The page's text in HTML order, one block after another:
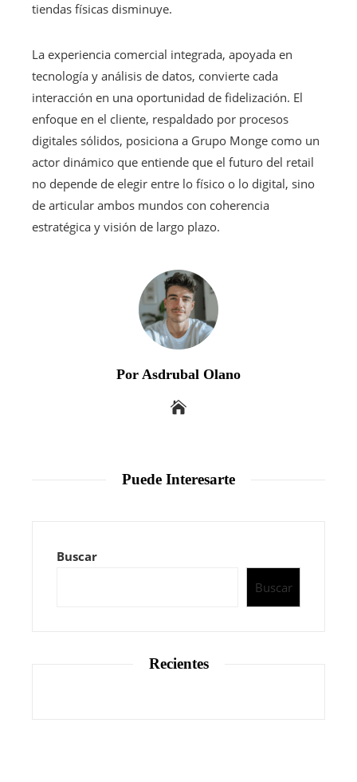
tiendas físicas disminuye.
La experiencia comercial integrada, apoyada en
tecnología y análisis de datos, convierte cada
interacción en una oportunidad de fidelización. El
enfoque en el cliente, respaldado por procesos
digitales sólidos, posiciona a Grupo Monge como un
actor dinámico que entiende que el futuro del retail
no depende de elegir entre lo físico o lo digital, sino
de articular ambos mundos con coherencia
estratégica y visión de largo plazo.
Por Asdrubal Olano
Puede Interesarte
Buscar
Buscar
Recientes